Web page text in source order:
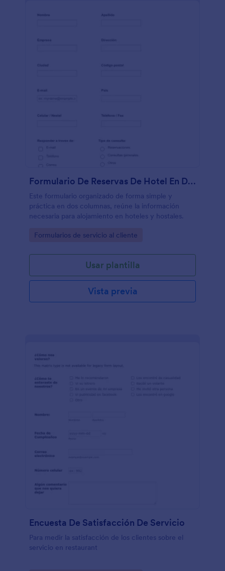
Formulario De Reservas De Hotel En Dos Columnas
Este formulario organizado de forma simple y
práctica en dos columnas, reúne la información
necesaria para alojamiento en hoteles y hostales.
Go to Category:
Formularios de servicio al cliente
Usar plantilla
Vista previa
Encuesta De Satisfacción De Servicio
Para medir la satisfacción de los clientes sobre el
servicio en restaurant